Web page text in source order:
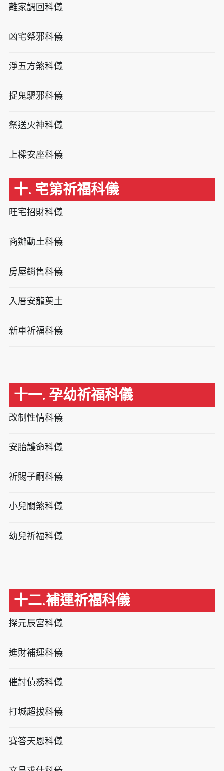
離家調回科儀
凶宅祭邪科儀
淨五方煞科儀
捉鬼驅邪科儀
祭送火神科儀
上樑安座科儀
十. 宅第祈福科儀
旺宅招財科儀
商辦動土科儀
房屋銷售科儀
入厝安龍奠土
新車祈福科儀
十一. 孕幼祈福科儀
改制性情科儀
安胎護命科儀
祈賜子嗣科儀
小兒關煞科儀
幼兒祈福科儀
十二.補運祈福科儀
探元辰宮科儀
進財補運科儀
催討債務科儀
打城超拔科儀
賽答天恩科儀